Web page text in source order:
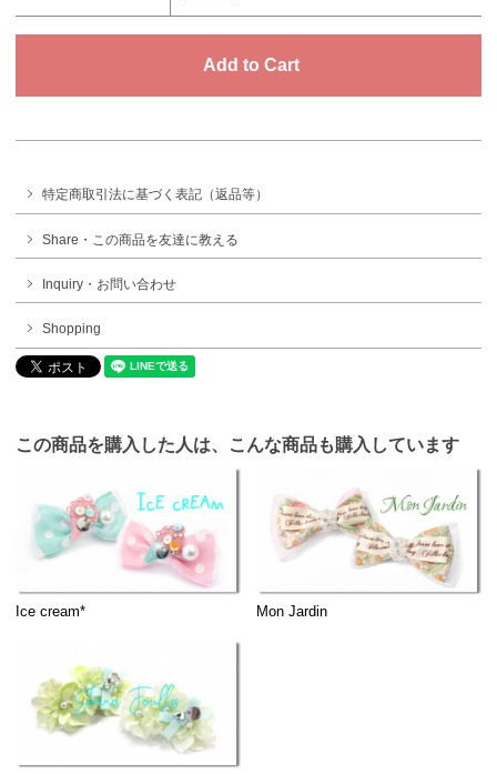
特定商取引法に基づく表記（返品等）
Share・この商品を友達に教える
Inquiry・お問い合わせ
Shopping
この商品を購入した人は、こんな商品も購入しています
Ice cream* Mon Jardin